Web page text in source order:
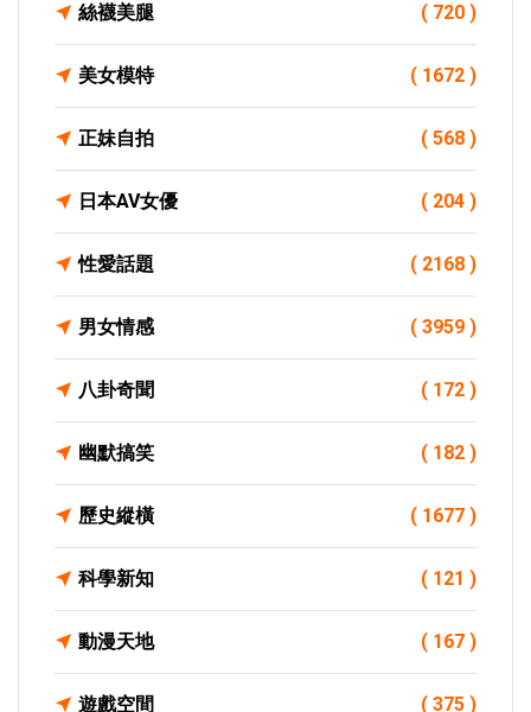
絲襪美腿 ( 720 )
美女模特 ( 1672 )
正妹自拍 ( 568 )
日本AV女優 ( 204 )
性愛話題 ( 2168 )
男女情感 ( 3959 )
八卦奇聞 ( 172 )
幽默搞笑 ( 182 )
歷史縱橫 ( 1677 )
科學新知 ( 121 )
動漫天地 ( 167 )
遊戲空間 ( 375 )